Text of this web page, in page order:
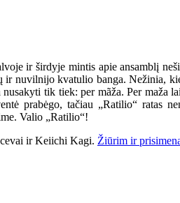
ir širdyje mintis apie ansamblį
ir nuvilnijo kvatulio banga. Nežinia,
tik tiek: per mãža. Per maža
prabėgo, tačiau „Ratilio“ ratas
Valio „Ratilio“!
ir Keiichi Kagi. Žiūrim ir